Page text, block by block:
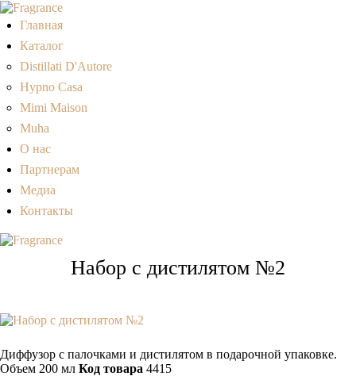
Главная
Каталог
Distillati D'Autore
Hypno Casa
Mimi Maison
Muha
О нас
Партнерам
Медиа
Контакты
Набор с дистилятом №2
Диффузор с палочками и дистилятом в подарочной упаковке.
Объем 200 мл Код товара 4415